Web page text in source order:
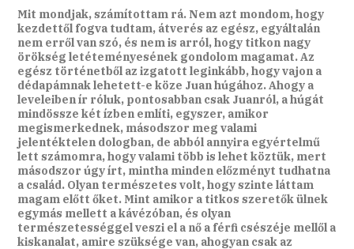
Mit mondjak, számítottam rá. Nem azt mondom, hogy
kezdettől fogva tudtam, átverés az egész, egyáltalán
nem erről van szó, és nem is arról, hogy titkon nagy
örökség letéteményesének gondolom magamat. Az
egész történetből az izgatott leginkább, hogy vajon a
dédapámnak lehetett-e köze Juan húgához. Ahogy a
leveleiben ír róluk, pontosabban csak Juanról, a húgát
mindössze két ízben említi, egyszer, amikor
megismerkednek, másodszor meg valami
jelentéktelen dologban, de abból annyira egyértelmű
lett számomra, hogy valami több is lehet köztük, mert
másodszor úgy írt, mintha minden előzményt tudhatna
a család. Olyan természetes volt, hogy szinte láttam
magam előtt őket. Mint amikor a titkos szeretők ülnek
egymás mellett a kávézóban, és olyan
természetességgel veszi el a nő a férfi csészéje mellől a
kiskanalat, amire szüksége van, ahogyan csak az